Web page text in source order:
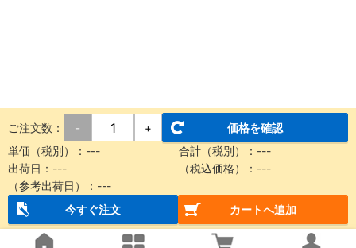
ご注文数： - +
価格を確認
単価（税別）： --- 合計（税別）： ---
出荷日： --- （税込価格）： ---
（参考出荷日）： ---
今すぐ注文
カートへ追加